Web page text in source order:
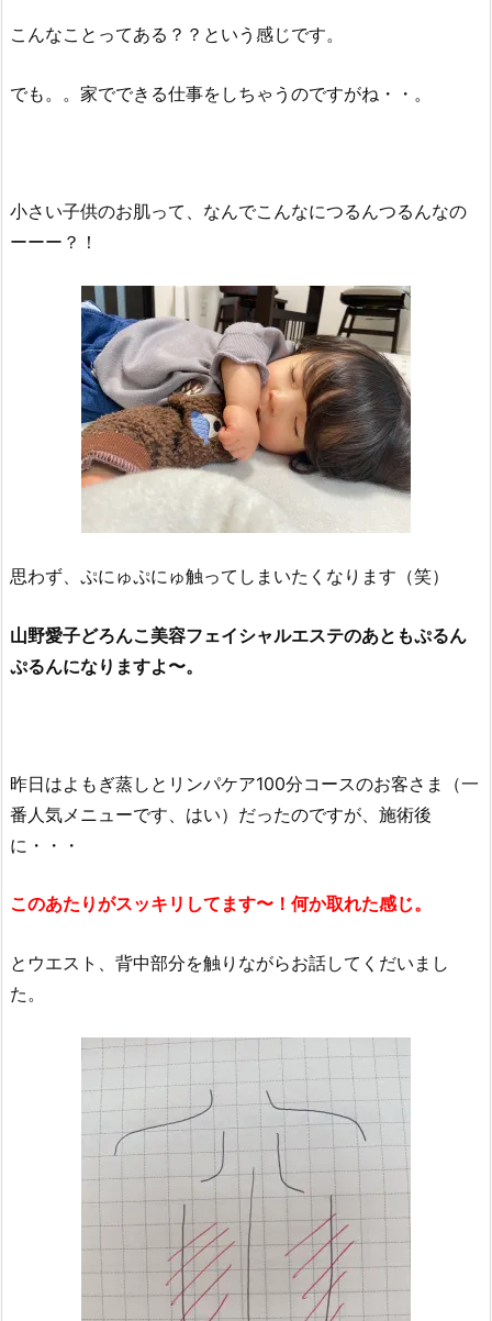
こんなことってある？？という感じです。
でも。。家でできる仕事をしちゃうのですがね・・。
小さい子供のお肌って、なんでこんなにつるんつるんなの
ーーー？！
思わず、 ぷにゅぷにゅ触ってしまいたくなります（笑）
山野愛子どろんこ美容フェイシャルエステのあともぷるん
ぷるんになりますよ〜。
昨日はよもぎ蒸しとリンパケア100分コースのお客さま（一
番人気メニューです、はい）だったのですが、施術後
に・・・
このあたりがスッキリしてます〜！何か取れた感じ。
とウエスト、背中部分を触りながらお話してくだいまし
た。